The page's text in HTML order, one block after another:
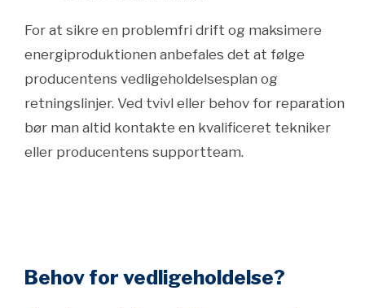
For at sikre en problemfri drift og maksimere
energiproduktionen anbefales det at følge
producentens vedligeholdelsesplan og
retningslinjer. Ved tvivl eller behov for reparation
bør man altid kontakte en kvalificeret tekniker
eller producentens supportteam.
Behov for vedligeholdelse?